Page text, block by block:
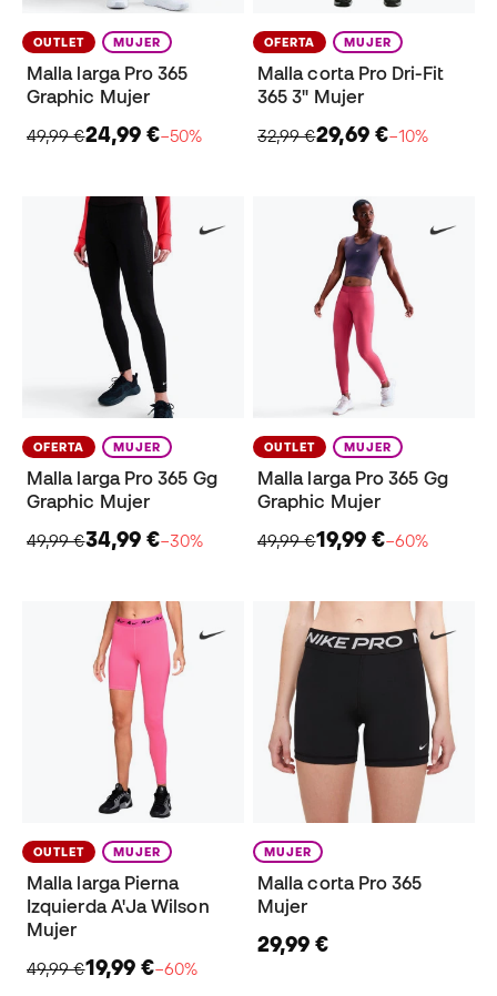
OUTLET MUJER
Malla larga Pro 365
Graphic Mujer
49,99 €24,99 €−50%
OFERTA MUJER
Malla corta Pro Dri-Fit
365 3" Mujer
32,99 €29,69 €−10%
OFERTA MUJER
Malla larga Pro 365 Gg
Graphic Mujer
49,99 €34,99 €−30%
OUTLET MUJER
Malla larga Pro 365 Gg
Graphic Mujer
49,99 €19,99 €−60%
OUTLET MUJER
Malla larga Pierna
Izquierda A'Ja Wilson
Mujer
49,99 €19,99 €−60%
MUJER
Malla corta Pro 365
Mujer
29,99 €